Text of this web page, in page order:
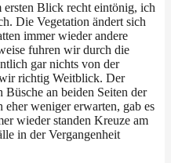
ersten Blick recht eintönig, ich
Die Vegetation ändert sich
immer wieder andere
fuhren wir durch die
gar nichts von der
richtig Weitblick. Der
an beiden Seiten der
weniger erwarten, gab es
wieder standen Kreuze am
in der Vergangenheit